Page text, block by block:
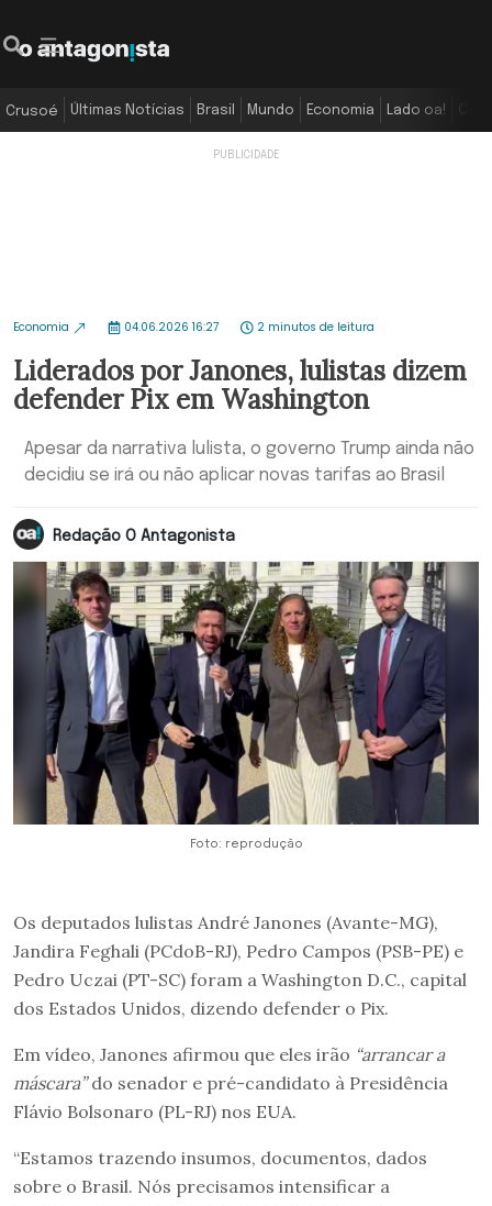
Crusoé Últimas Notícias Brasil Mundo Economia Lado oa!
Economia 04.06.2026 16:27 2 minutos de leitura
Liderados por Janones, lulistas dizem
defender Pix em Washington
Apesar da narrativa lulista, o governo Trump ainda não
decidiu se irá ou não aplicar novas tarifas ao Brasil
Redação O Antagonista
Foto: reprodução
Os deputados lulistas André Janones (Avante-MG),
Jandira Feghali (PCdoB-RJ), Pedro Campos (PSB-PE) e
Pedro Uczai (PT-SC) foram a Washington D.C., capital
dos Estados Unidos, dizendo defender o Pix.
Em vídeo, Janones afirmou que eles irão “arrancar a
máscara”do senador e pré-candidato à Presidência
Flávio Bolsonaro (PL-RJ) nos EUA.
“Estamos trazendo insumos, documentos, dados
sobre o Brasil. Nós precisamos intensificar a